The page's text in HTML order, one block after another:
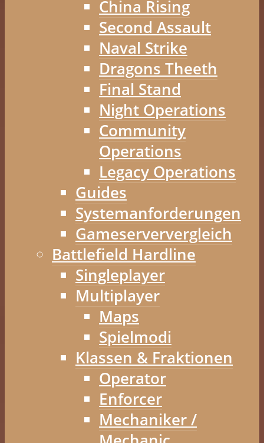
China Rising
Second Assault
Naval Strike
Dragons Theeth
Final Stand
Night Operations
Community
Operations
Legacy Operations
Guides
Systemanforderungen
Gameserververgleich
Battlefield Hardline
Singleplayer
Multiplayer
Maps
Spielmodi
Klassen & Fraktionen
Operator
Enforcer
Mechaniker /